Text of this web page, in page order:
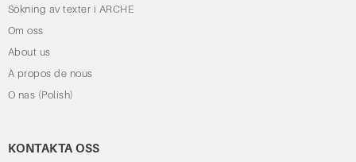
Sökning av texter i ARCHE
Om oss
About us
À propos de nous
O nas (Polish)
KONTAKTA OSS